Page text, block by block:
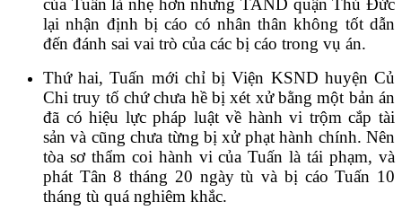
lại nhận định bị cáo có nhân thân không tốt dẫn
đến đánh sai vai trò của các bị cáo trong vụ án.
Thứ hai, Tuấn mới chỉ bị Viện KSND huyện Củ
Chi truy tố chứ chưa hề bị xét xử bằng một bản án
đã có hiệu lực pháp luật về hành vi trộm cắp tài
sản và cũng chưa từng bị xử phạt hành chính. Nên
tòa sơ thẩm coi hành vi của Tuấn là tái phạm, và
phát Tân 8 tháng 20 ngày tù và bị cáo Tuấn 10
tháng tù quá nghiêm khắc.